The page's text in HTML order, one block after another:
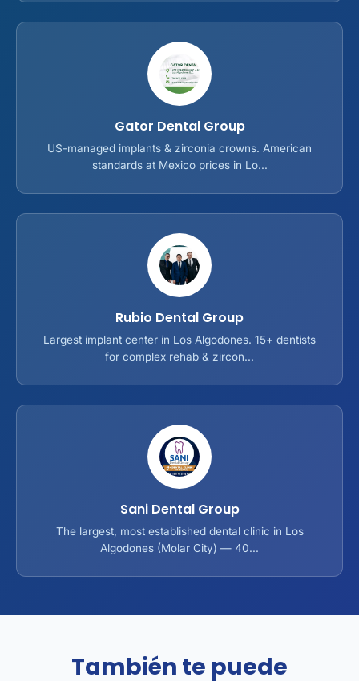
Gator Dental Group
US-managed implants & zirconia crowns. American
standards at Mexico prices in Lo...
Rubio Dental Group
Largest implant center in Los Algodones. 15+ dentists
for complex rehab & zircon...
Sani Dental Group
The largest, most established dental clinic in Los
Algodones (Molar City) — 40...
También te puede